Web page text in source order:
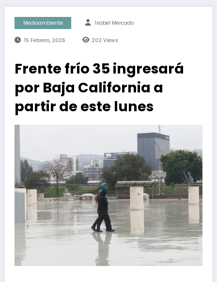
Medioambiente Isabel Mercado
15 Febrero, 2026 202 Views
Frente frío 35 ingresará
por Baja California a
partir de este lunes